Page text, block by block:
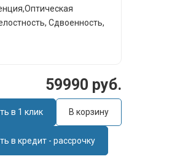
Сдвоенность,
59990 руб.
в 1 клик В корзину
в кредит - рассрочку